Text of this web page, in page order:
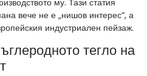
му. Тази статия
вече не е „нишов интерес“, а
индустриален пейзаж.
тегло на